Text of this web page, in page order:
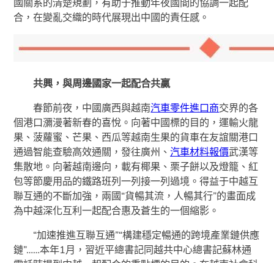
國關系的清楚規劃，有助于推動年夜國間的協調一起配
合，在變亂交織的時代展現出中國的責任感。
共興，與周邊國家一起配合共贏
春節前夜，中國廣西與越南汽車零件進口商交界的各
個港口瀰漫著新春的喜悅。向著中國標的目的，運輸火龍
果、菠蘿蜜、芒果、西瓜等越南生果的貨車在友誼關港口
通過智能查驗高效通關，發往廣州、汽車材料報價武漢等
集散地。向著越南邊向，載有椰果、栗子餅以及燈籠、紅
包等節慶用品的鐵路班列一列接一列過境。得益于中越互
聯互通的不斷加強，兩國“貨暢其流，人暢其行”的畫面成
為中越深化互利一起配合惠及蒼生的一個縮影。
“加速推進互聯互通”“構建穩定暢通的跨境產業鏈供應
鏈”……本年1月，習近平總書記同越共中心總書記蘇林通